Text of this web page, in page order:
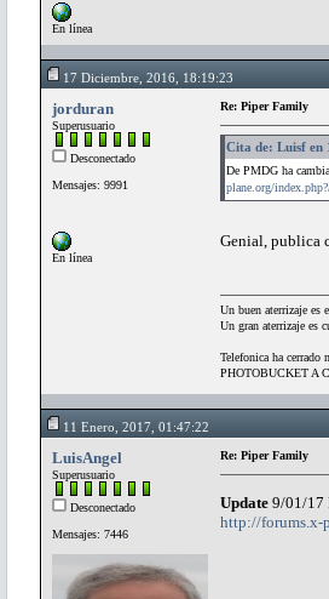
En línea
17 Diciembre, 2016, 18:19:23
jorduran
Superusuario
Desconectado
Mensajes: 9991
En línea
Re: Piper Family
Cita de: Luisf en
De PMDG ha
plane.org/
Genial, publica
Un buen aterrizaje es
Un gran aterrizaje es
Telefonica ha cerrado
PHOTOBUCKET A
11 Enero, 2017, 01:47:22
LuisAngel
Superusuario
Desconectado
Mensajes: 7446
Re: Piper Family
Update 9/01/17
http://forums.x-